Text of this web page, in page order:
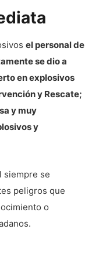
el personal de
se dio a
en explosivos
y Rescate;
y muy
y
siempre se
peligros que
o